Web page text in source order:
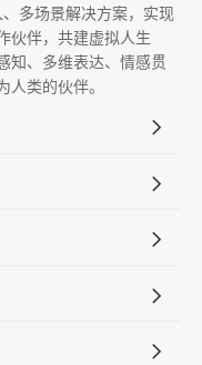
多场景解决方案，实现
伙伴，共建虚拟人生
知、多维表达、情感贯
类的伙伴。